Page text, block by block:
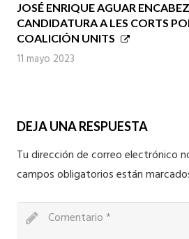
JOSÉ ENRIQUE AGUAR
CANDIDATURA A LES CORTS
COALICIÓN UNITS
11 mayo 2023
DEJA UNA RESPUESTA
Tu dirección de correo electrónico
campos obligatorios están